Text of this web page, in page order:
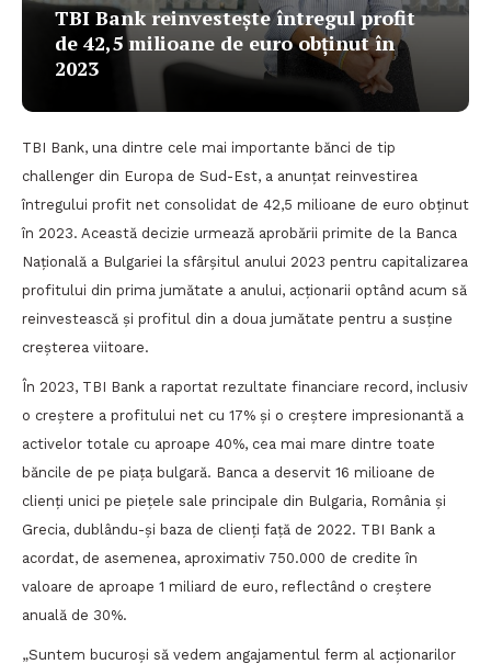
TBI Bank reinvestește întregul profit
de 42,5 milioane de euro obținut în
2023
TBI Bank, una dintre cele mai importante bănci de tip
challenger din Europa de Sud-Est, a anunțat reinvestirea
întregului profit net consolidat de 42,5 milioane de euro obținut
în 2023. Această decizie urmează aprobării primite de la Banca
Națională a Bulgariei la sfârșitul anului 2023 pentru capitalizarea
profitului din prima jumătate a anului, acționarii optând acum să
reinvestească și profitul din a doua jumătate pentru a susține
creșterea viitoare.
În 2023, TBI Bank a raportat rezultate financiare record, inclusiv
o creștere a profitului net cu 17% și o creștere impresionantă a
activelor totale cu aproape 40%, cea mai mare dintre toate
băncile de pe piața bulgară. Banca a deservit 16 milioane de
clienți unici pe piețele sale principale din Bulgaria, România și
Grecia, dublându-și baza de clienți față de 2022. TBI Bank a
acordat, de asemenea, aproximativ 750.000 de credite în
valoare de aproape 1 miliard de euro, reflectând o creștere
anuală de 30%.
„Suntem bucuroși să vedem angajamentul ferm al acționarilor